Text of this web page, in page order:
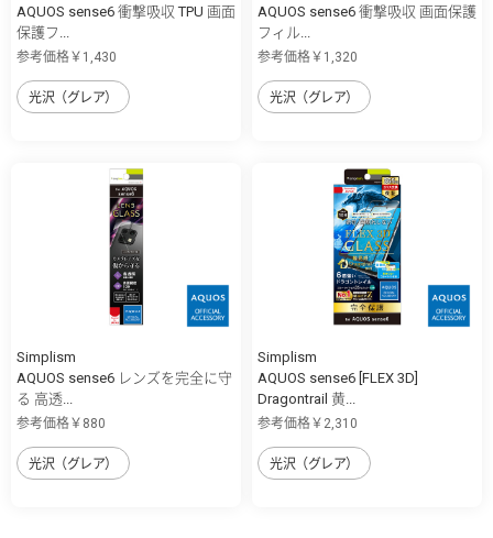
AQUOS sense6 衝撃吸収 TPU 画面
保護フ...
参考価格￥1,430
光沢（グレア）
AQUOS sense6 衝撃吸収 画面保護
フィル...
参考価格￥1,320
光沢（グレア）
Simplism
AQUOS sense6 レンズを完全に守
る 高透...
参考価格￥880
光沢（グレア）
Simplism
AQUOS sense6 [FLEX 3D]
Dragontrail 黄...
参考価格￥2,310
光沢（グレア）